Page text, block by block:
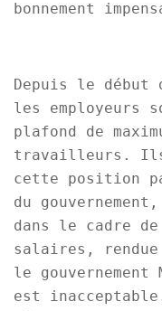
bonnement
Depuis le début
les employeurs
plafond de
travailleurs. Ils
cette position
du
dans le cadre
salaires,
le
est